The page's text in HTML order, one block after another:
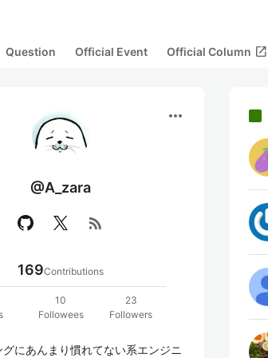
Question Official Event Official Column open_in_new
more_horiz
@A_zara
rss_feed
169Contributions
10
Followees
23
Followers
にあんまり慣れてない系エンジニ